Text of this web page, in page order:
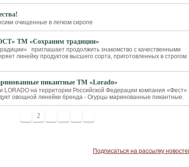
очищенные в легком сиропе
ТМ «Сохраним традиции»
приглашает продолжить знакомство с качественными
линейку продуктов высшего сорта, приготовленных в строгом
пикантные ТМ «Lorado»
LORADO на территории Российской Федерации компания «Фест»
овощной линейки бренда - Огурцы маринованные пикантные.
2
Подписаться на рассылку